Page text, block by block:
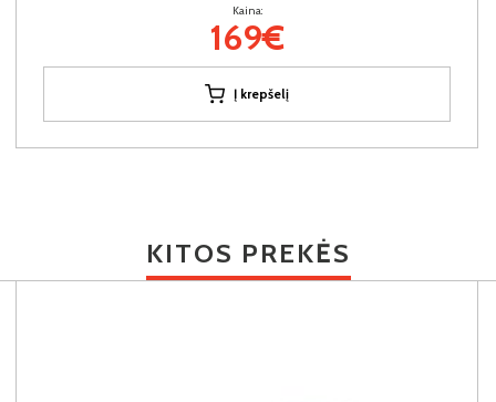
Kaina:
169€
Į krepšelį
KITOS PREKĖS